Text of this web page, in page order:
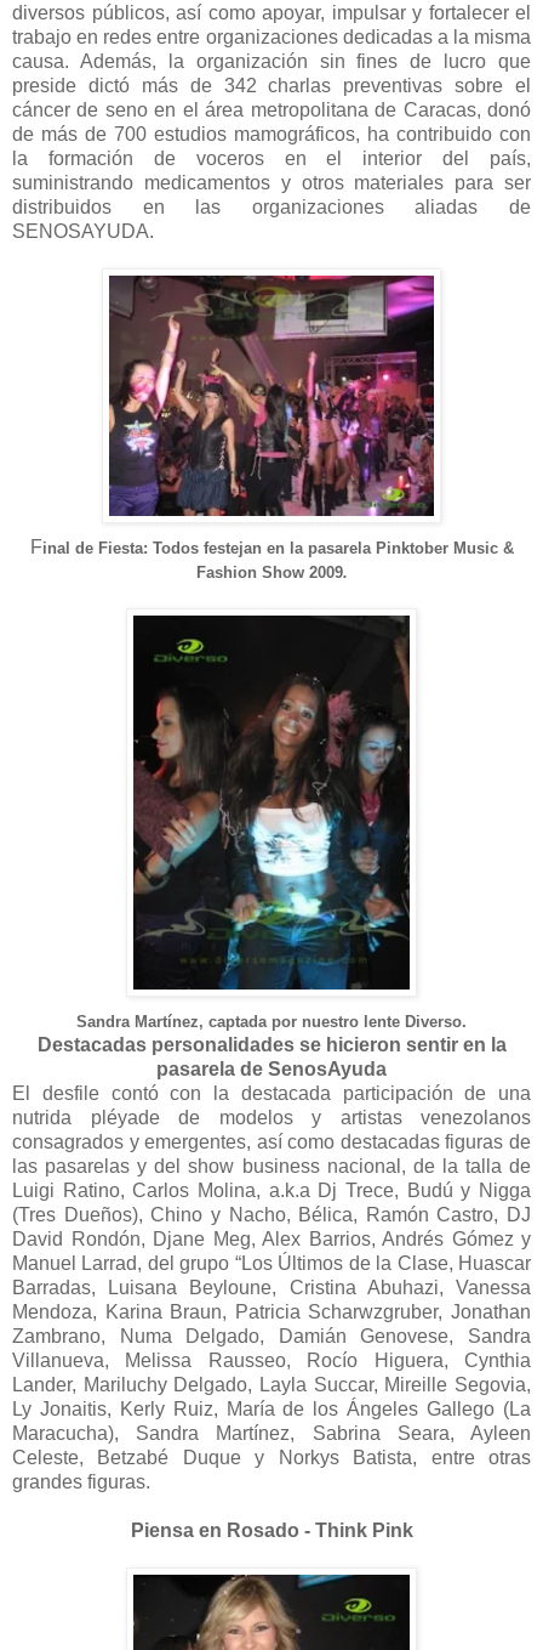
diversos públicos, así como apoyar, impulsar y fortalecer el
trabajo en redes entre organizaciones dedicadas a la misma
causa. Además, la organización sin fines de lucro que
preside dictó más de 342 charlas preventivas sobre el
cáncer de seno en el área metropolitana de Caracas, donó
de más de 700 estudios mamográficos, ha contribuido con
la formación de voceros en el interior del país,
suministrando medicamentos y otros materiales para ser
distribuidos en las organizaciones aliadas de
SENOSAYUDA.
Final de Fiesta: Todos festejan en la pasarela Pinktober Music &
Fashion Show 2009.
Sandra Martínez, captada por nuestro lente Diverso.
Destacadas personalidades se hicieron sentir en la
pasarela de SenosAyuda
El desfile contó con la destacada participación de una
nutrida pléyade de modelos y artistas venezolanos
consagrados y emergentes, así como destacadas figuras de
las pasarelas y del show business nacional, de la talla de
Luigi Ratino, Carlos Molina, a.k.a Dj Trece, Budú y Nigga
(Tres Dueños), Chino y Nacho, Bélica, Ramón Castro, DJ
David Rondón, Djane Meg, Alex Barrios, Andrés Gómez y
Manuel Larrad, del grupo “Los Últimos de la Clase, Huascar
Barradas, Luisana Beyloune, Cristina Abuhazi, Vanessa
Mendoza, Karina Braun, Patricia Scharwzgruber, Jonathan
Zambrano, Numa Delgado, Damián Genovese, Sandra
Villanueva, Melissa Rausseo, Rocío Higuera, Cynthia
Lander, Mariluchy Delgado, Layla Succar, Mireille Segovia,
Ly Jonaitis, Kerly Ruiz, María de los Ángeles Gallego (La
Maracucha), Sandra Martínez, Sabrina Seara, Ayleen
Celeste, Betzabé Duque y Norkys Batista, entre otras
grandes figuras.
Piensa en Rosado - Think Pink